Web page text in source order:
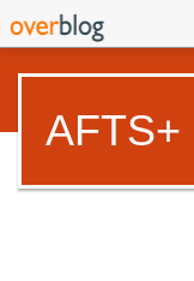
AFTS+